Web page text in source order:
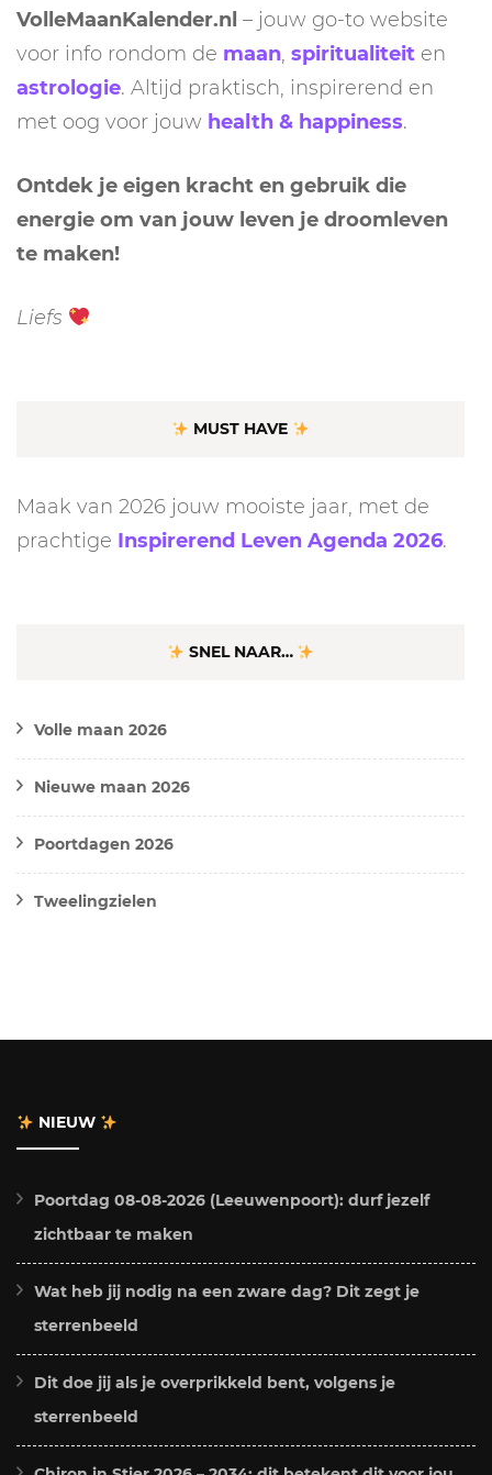
VolleMaanKalender.nl – jouw go-to website
voor info rondom de maan, spiritualiteit en
astrologie. Altijd praktisch, inspirerend en
met oog voor jouw health & happiness.
Ontdek je eigen kracht en gebruik die
energie om van jouw leven je droomleven
te maken!
Liefs
MUST HAVE
Maak van 2026 jouw mooiste jaar, met de
prachtige Inspirerend Leven Agenda 2026.
SNEL NAAR…
Volle maan 2026
Nieuwe maan 2026
Poortdagen 2026
Tweelingzielen
NIEUW
Poortdag 08-08-2026 (Leeuwenpoort): durf jezelf
zichtbaar te maken
Wat heb jij nodig na een zware dag? Dit zegt je
sterrenbeeld
Dit doe jij als je overprikkeld bent, volgens je
sterrenbeeld